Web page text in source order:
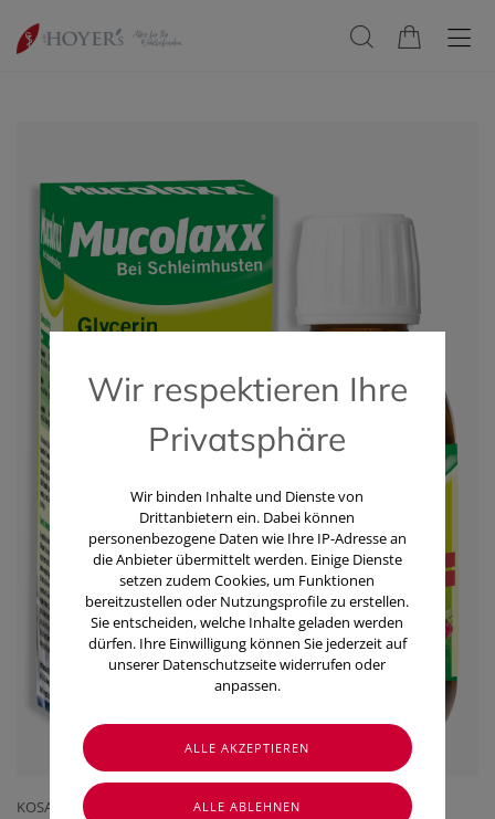
KOSAN PHARMA
Wir respektieren Ihre
Privatsphäre
Wir binden Inhalte und Dienste von
Drittanbietern ein. Dabei können
personenbezogene Daten wie Ihre IP-Adresse an
die Anbieter übermittelt werden. Einige Dienste
setzen zudem Cookies, um Funktionen
bereitzustellen oder Nutzungsprofile zu erstellen.
Sie entscheiden, welche Inhalte geladen werden
dürfen. Ihre Einwilligung können Sie jederzeit auf
unserer Datenschutzseite widerrufen oder
anpassen.